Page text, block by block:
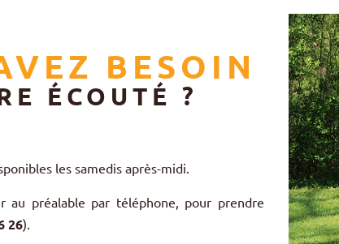
BESOIN
ÉCOUTÉ ?
les samedis après-midi.
au préalable par téléphone, pour prendre
26).